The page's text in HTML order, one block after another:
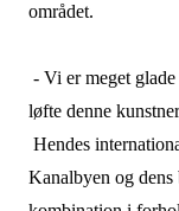
området.
- Vi er meget
løfte denne
Hendes
Kanalbyen og